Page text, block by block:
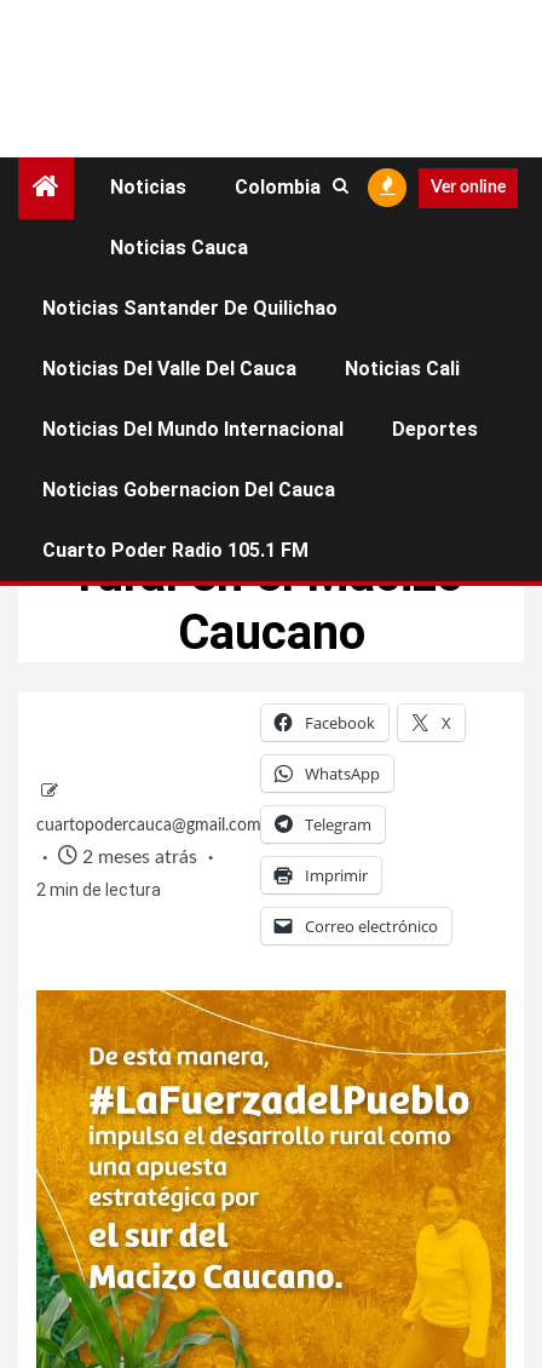
Noticias Colombia
Noticias Cauca
Noticias Santander De Quilichao
Noticias Del Valle Del Cauca Noticias Cali
Noticias Del Mundo Internacional Deportes
Noticias Gobernacion Del Cauca
Cuarto Poder Radio 105.1 FM
Ver online
Gobernación del Cauca
rural en el Macizo
Caucano
cuartopodercauca@gmail.com
2 meses atrás
2 min de lectura
Facebook X
WhatsApp
Telegram
Imprimir
Correo electrónico